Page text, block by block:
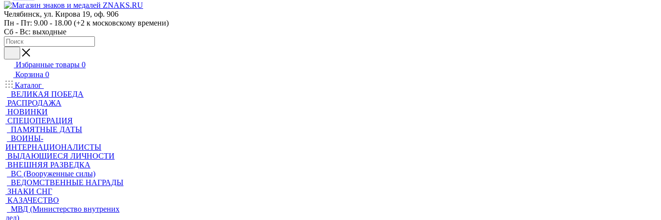
Челябинск, ул. Кирова 19, оф. 906
Пн - Пт: 9.00 - 18.00 (+2 к московскому времени)
Сб - Вс: выходные
Избранные товары 0
Корзина 0
Каталог
ВЕЛИКАЯ ПОБЕДА
РАСПРОДАЖА
НОВИНКИ
СПЕЦОПЕРАЦИЯ
ПАМЯТНЫЕ ДАТЫ
ВОИНЫ-
ИНТЕРНАЦИОНАЛИСТЫ
ВЫДАЮЩИЕСЯ ЛИЧНОСТИ
ВНЕШНЯЯ РАЗВЕДКА
ВС (Вооруженные силы)
ВЕДОМСТВЕННЫЕ НАГРАДЫ
ЗНАКИ СНГ
КАЗАЧЕСТВО
МВД (Министерство внутрених
дел)